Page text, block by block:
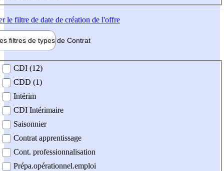
le filtre de date de création de l'offre
filtres de types de Contrat
contrat
CDI (12)
CDD (1)
Intérim
CDI Intérimaire
Saisonnier
Contrat apprentissage
Cont. professionnalisation
Prépa.opérationnel.emploi